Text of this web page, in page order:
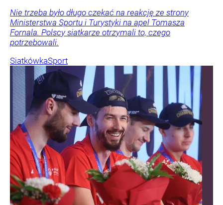
Nie trzeba było długo czekać na reakcję ze strony
Ministerstwa Sportu i Turystyki na apel Tomasza
Fornala. Polscy siatkarze otrzymali to, czego
potrzebowali.
SiatkówkaSport